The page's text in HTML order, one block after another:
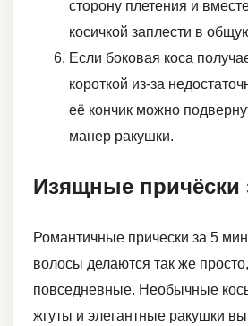
сторону плетения и
косичкой заплести в
Если боковая коса
короткой из-за
её кончик можно
манер ракушки.
Изящные причёски
Романтичные прически за 5
волосы делаются так же
повседневные. Необычные
жгуты и элегантные ракушки